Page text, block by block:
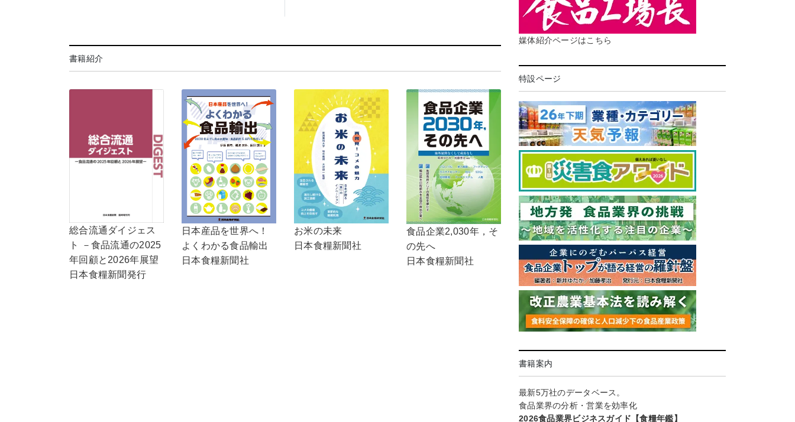
書籍紹介
総合流通ダイジェス
ト －食品流通の2025
年回顧と2026年展望
日本食糧新聞発行
日本産品を世界へ！
よくわかる食品輸出
日本食糧新聞社
お米の未来
日本食糧新聞社
食品企業2,030年，そ
の先へ
日本食糧新聞社
媒体紹介ページはこちら
特設ページ
書籍案内
最新5万社のデータベース。
食品業界の分析・営業を効率化
2026食品業界ビジネスガイド【食糧年鑑】